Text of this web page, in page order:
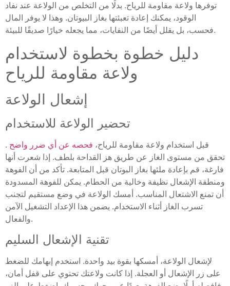
توفرها ولاعة مقاومة للرياح. بدلًا من التخلص من الولاعة عند نفاد
الوقود، يمكنك إعادة تعبئتها بغاز البيوتان. وهذا لا يوفر المال
فحسب، بل يقلل أيضًا من النفايات، مما يجعله خيارًا صديقًا للبيئة.
دليل خطوة بخطوة لاستخدام
ولاعة مقاومة للرياح
إشعال الولاعة
تحضير الولاعة للاستخدام
قبل استخدام ولاعة مقاومة للرياح، فحصه عن أي ضرر واضح .
تحقق من مستوى الغاز عن طريق هز القداحة بلطف. إذا شعرت أنها
فارغة، قم بإعادة ملئها بغاز البوتان قبل المتابعة. تأكد من أن الفوهة
ومنطقة الإشعال نظيفة وخالية من الحطام. يمكن للفوهة المسدودة
أن تمنع الاشتعال المناسب. أمسك الولاعة في وضع مستقيم لتجنب
تسرب الغاز أثناء الاستخدام. يضمن هذا الإعداد التشغيل الآمن
والفعال.
تقنية الإشعال السليم
لإشعال الولاعة، أمسكها بقوة بيد واحدة. استخدم إبهامك للضغط
على زر الإشعال أو العجلة. إذا كانت ولاعتك تحتوي على قفل أمان،